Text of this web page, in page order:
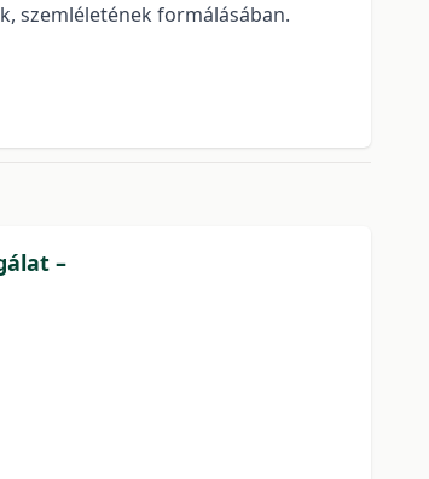
szemléletének formálásában.
–